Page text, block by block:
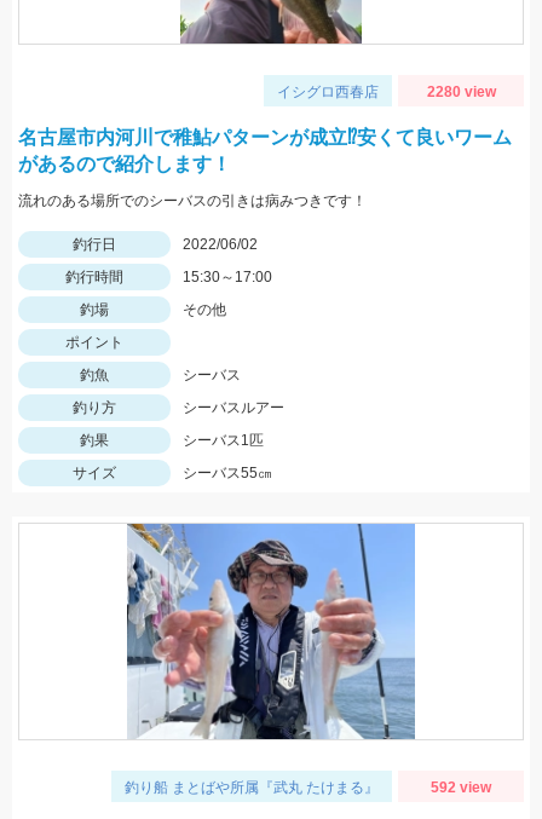
イシグロ西春店 2280 view
名古屋市内河川で稚鮎パターンが成立⁉安くて良いワーム
があるので紹介します！
流れのある場所でのシーバスの引きは病みつきです！
釣行日
2022/06/02
釣行時間
15:30～17:00
釣場
その他
ポイント
釣魚
シーバス
釣り方
シーバスルアー
釣果
シーバス1匹
サイズ
シーバス55㎝
釣り船 まとばや所属『武丸 たけまる』 592 view